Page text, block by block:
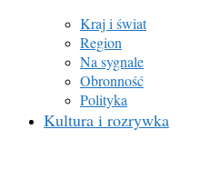
Kraj i świat
Region
Na sygnale
Obronność
Polityka
Kultura i rozrywka